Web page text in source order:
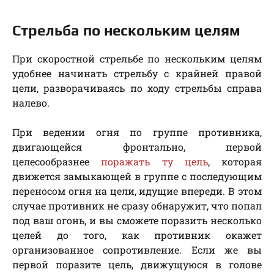
Стрельба по нескольким целям
При скоростной стрельбе по нескольким целям
удобнее начинать стрельбу с крайней правой
цели, разворачиваясь по ходу стрельбы справа
налево.
При ведении огня по группе противника,
двигающейся фронтально, первой
целесообразнеепоражать ту цель, которая
движется замыкающей в группе с последующим
переносом огня на цели, идущие впереди. В этом
случае противник не сразу обнаружит, что попал
под ваш огонь, и вы сможете поразить несколько
целей до того, как противник окажет
организованное сопротивление. Если же вы
первой поразите цель, движущуюся в голове